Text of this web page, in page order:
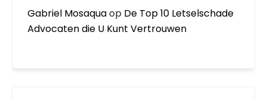
Gabriel Mosaquaop De Top 10 Letselschade
Advocaten die U Kunt Vertrouwen